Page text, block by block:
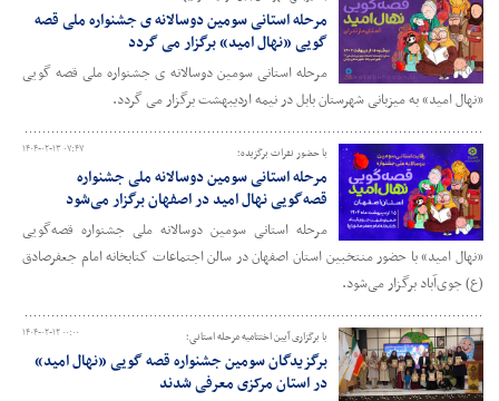
مرحله استانی سومین دوسالانه ی جشنواره ملی قصه
گویی «نهال امید» برگزار می گردد
مرحله استانی سومین دوسالانه ی جشنواره ملی قصه گویی
«نهال امید» به میزبانی شهرستان بابل در نیمه اردیبهشت برگزار می گردد.
۱۴۰۴-۰۲-۱۳ ۰۷:۴۷ با حضور نفرات برگزیده؛
مرحله استانی سومین دوسالانه ملی جشنواره
قصه‌گویی نهال امید در اصفهان برگزار می‌شود
مرحله استانی سومین دوسالانه ملی جشنواره قصه‌گویی
«نهال امید» با حضور منتخبین استان اصفهان در سالن اجتماعات کتابخانه امام جعفرصادق
(ع) جوی‌آباد برگزار می‌شود.
۱۴۰۴-۰۲-۱۲ ۰۰:۰۰ با برگزاری آیین اختتامیه مرحله استانی؛
برگزیدگان سومین جشنواره قصه گویی «نهال امید»
در استان مرکزی معرفی شدند